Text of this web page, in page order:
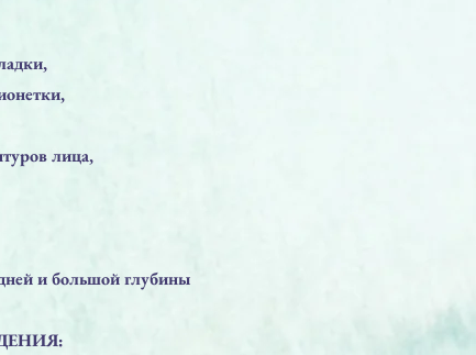
лица,
и большой глубины